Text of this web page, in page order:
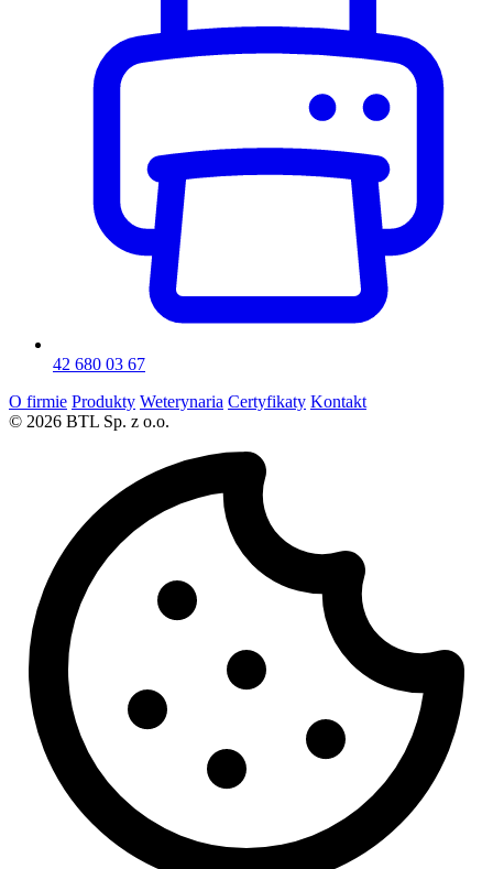
42 680 03 67
O firmie Produkty Weterynaria Certyfikaty Kontakt
© 2026 BTL Sp. z o.o.